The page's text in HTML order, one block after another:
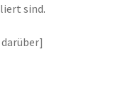
sind.